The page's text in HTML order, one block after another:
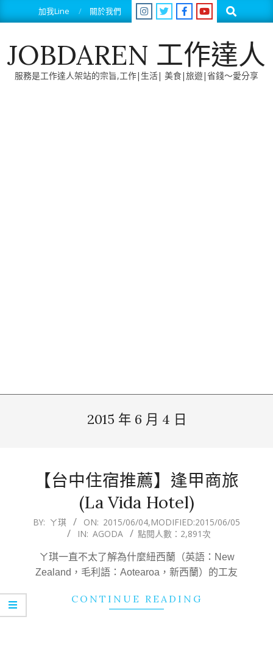
to
加我Line 關於我們 Search
JOBDAREN 工作達人
服務是工作達人架站的宗旨,工作|生活| 美食|旅遊|省錢～愛分享
2015 年 6 月 4 日
【台中住宿推薦】逢甲商旅
(La Vida Hotel)
2015-
BY: ㄚ琪 ON: 2015/06/04,MODIFIED:2015/06/05
IN: AGODA 點閱人數：2,891次
ㄚ琪一直不太了解為什麼紐西蘭（英語：New
Zealand，毛利語：Aotearoa，新西蘭）的工友
CONTINUE READING